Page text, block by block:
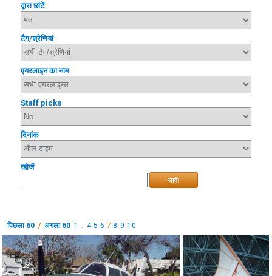
द्वारा छांटें
टैग/श्रेणियां
एयरलाइन का नाम
Staff picks
दिनांक
खोजें
जायें!
पिछला 60 /अगला 60 1 4 5 6 78 9 10